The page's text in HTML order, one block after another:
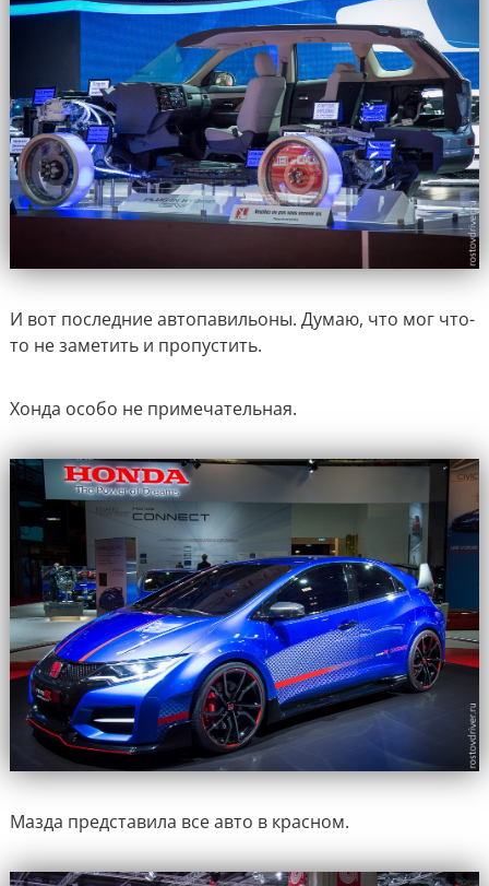
И вот последние автопавильоны. Думаю, что мог что-
то не заметить и пропустить.
Хонда особо не примечательная.
Мазда представила все авто в красном.